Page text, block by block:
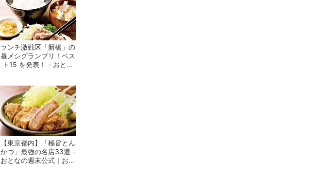
ランチ激戦区「新橋」の
昼メシグランプリ！ベス
ト15 を発表！ - おとな
【東京都内】「極旨とん
かつ」最強の名店33選 -
おとなの週末公式｜おい